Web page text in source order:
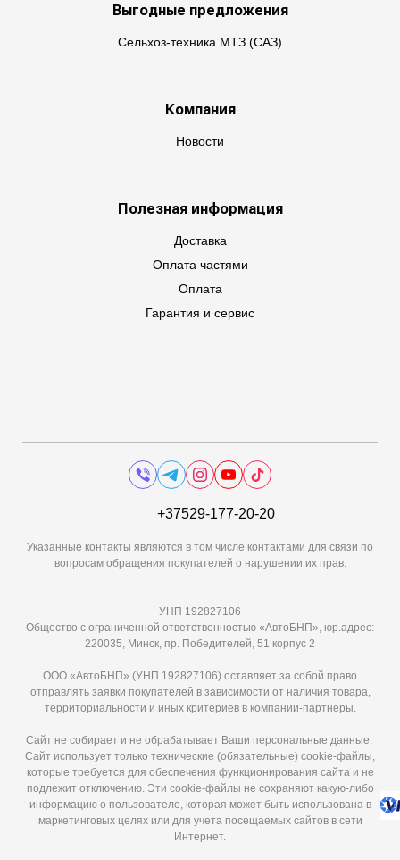
Выгодные предложения
Сельхоз-техника МТЗ (САЗ)
Компания
Новости
Полезная информация
Доставка
Оплата частями
Оплата
Гарантия и сервис
+37529-177-20-20
Указанные контакты являются в том числе контактами для связи по
вопросам обращения покупателей о нарушении их прав.
УНП 192827106
Общество с ограниченной ответственностью «АвтоБНП», юр.адрес:
220035, Минск, пр. Победителей, 51 корпус 2
ООО «АвтоБНП» (УНП 192827106) оставляет за собой право
отправлять заявки покупателей в зависимости от наличия товара,
территориальности и иных критериев в компании-партнеры.
Сайт не собирает и не обрабатывает Ваши персональные данные.
Сайт использует только технические (обязательные) cookie-файлы,
которые требуется для обеспечения функционирования сайта и не
подлежит отключению. Эти сookie-файлы не сохраняют какую-либо
информацию о пользователе, которая может быть использована в
маркетинговых целях или для учета посещаемых сайтов в сети
Интернет.